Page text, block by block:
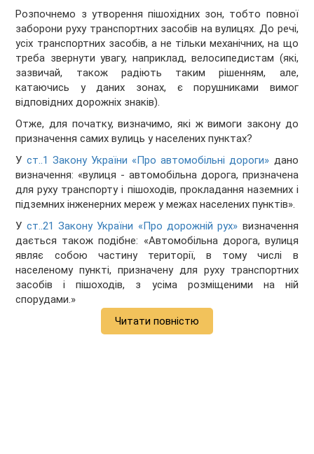
Розпочнемо з утворення пішохідних зон, тобто повної
заборони руху транспортних засобів на вулицях. До речі,
усіх транспортних засобів, а не тільки механічних, на що
треба звернути увагу, наприклад, велосипедистам (які,
зазвичай, також радіють таким рішенням, але,
катаючись у даних зонах, є порушниками вимог
відповідних дорожніх знаків).
Отже, для початку, визначимо, які ж вимоги закону до
призначення самих вулиць у населених пунктах?
У ст..1 Закону України «Про автомобільні дороги» дано
визначення: «вулиця - автомобільна дорога, призначена
для руху транспорту і пішоходів, прокладання наземних і
підземних інженерних мереж у межах населених пунктів».
У ст..21 Закону України «Про дорожній рух» визначення
дається також подібне: «Автомобільна дорога, вулиця
являє собою частину території, в тому числі в
населеному пункті, призначену для руху транспортних
засобів і пішоходів, з усіма розміщеними на ній
спорудами.»
Читати повністю